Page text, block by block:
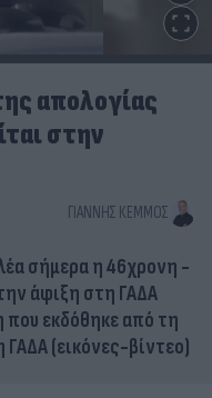
απολογίας
στην
ΓΙΆΝΝΗΣ ΚΈΜΜΟΣ
σήμερα η 46χρονη -
άφιξη στη ΓΑΔΑ
που εκδόθηκε από τη
(εικόνες-βίντεο)